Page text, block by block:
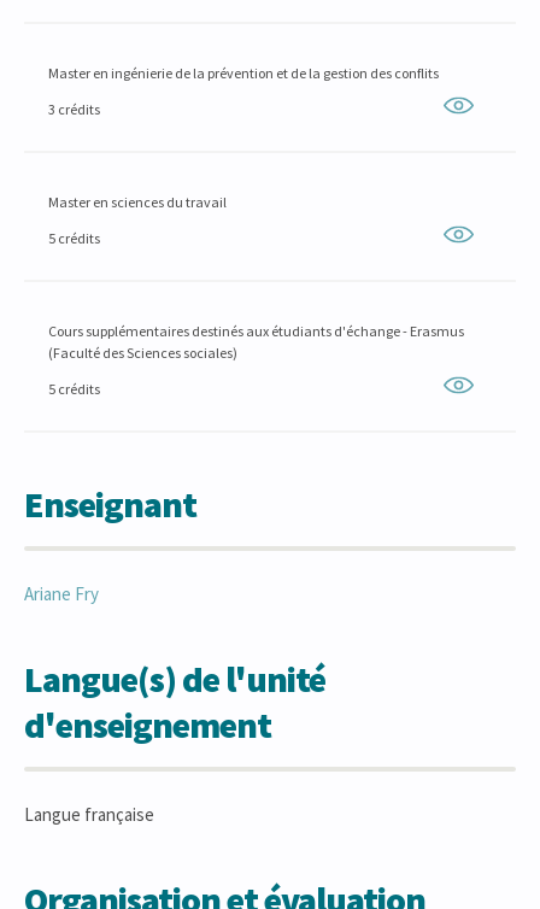
Master en ingénierie de la prévention et de la gestion des conflits
3 crédits
Master en sciences du travail
5 crédits
Cours supplémentaires destinés aux étudiants d'échange - Erasmus
(Faculté des Sciences sociales)
5 crédits
Enseignant
Ariane Fry
Langue(s) de l'unité
d'enseignement
Langue française
Organisation et évaluation